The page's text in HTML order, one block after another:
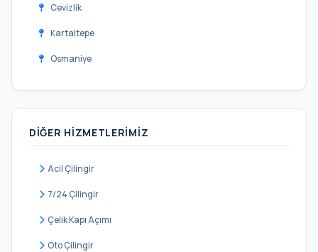
Cevizlik
Kartaltepe
Osmaniye
Şenlikköy
Yenimahalle
DIĞER HIZMETLERIMIZ
Acil Çilingir
7/24 Çilingir
Çelik Kapı Açımı
Oto Çilingir